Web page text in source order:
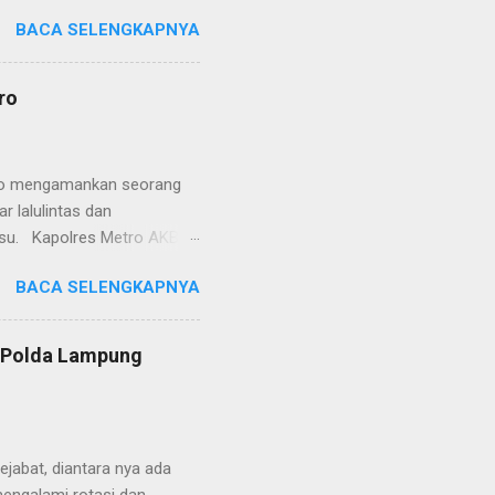
Kapolres Metro AKBP
memberikan
baik informasi
ketika telah
BACA SELENGKAPNYA
mengamankan seorang
lalulintas dan
Kapolres Metro AKBP
Taqwa, Jalan AH
Polres Metro
tepatnya di TL Taqwa
bongkar muat tepung
BACA SELENGKAPNYA
Lampung
diantara nya ada